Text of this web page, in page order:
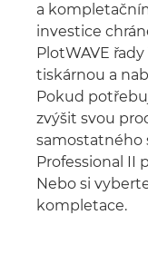
a
investice
PlotWAVE
tiskárnou a
Pokud
zvýšit svou
samostatného
Professional II
Nebo si
kompletace.